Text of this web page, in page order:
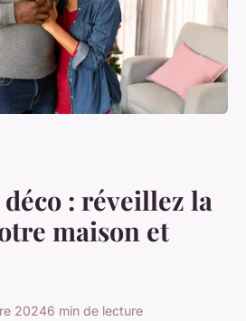
: réveillez la
maison et
20246 min de lecture